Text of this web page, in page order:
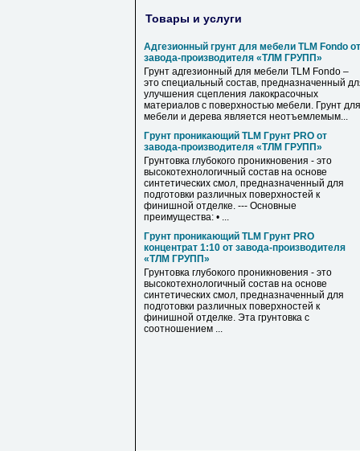
Товары и услуги
Адгезионный грунт для мебели TLM Fondo от
завода-производителя «ТЛМ ГРУПП»
Грунт адгезионный для мебели TLM Fondo –
это специальный состав, предназначенный
улучшения сцепления лакокрасочных
материалов с поверхностью мебели. Грунт для
мебели и дерева является неотъемлемым...
Грунт проникающий TLM Грунт PRO от
завода-производителя «ТЛМ ГРУПП»
Грунтовка глубокого проникновения - это
высокотехнологичный состав на основе
синтетических смол, предназначенный для
подготовки различных поверхностей к
финишной отделке. --- Основные
преимущества: • ...
Грунт проникающий TLM Грунт PRO
концентрат 1:10 от завода-производителя
«ТЛМ ГРУПП»
Грунтовка глубокого проникновения - это
высокотехнологичный состав на основе
синтетических смол, предназначенный для
подготовки различных поверхностей к
финишной отделке. Эта грунтовка с
соотношением ...